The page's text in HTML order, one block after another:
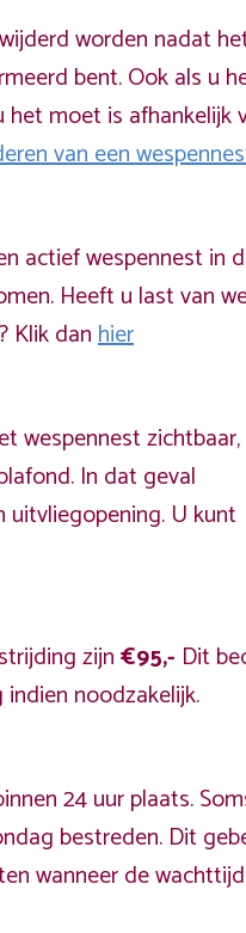
worden nadat
bent. Ook als u
moet is afhankelijk
van een
actief wespennest in
Heeft u last van
Klik danhier
wespennest zichtbaar,
In dat geval
U kunt
zijn€95,- Dit
noodzakelijk.
24 uur plaats.
bestreden. Dit
wanneer de